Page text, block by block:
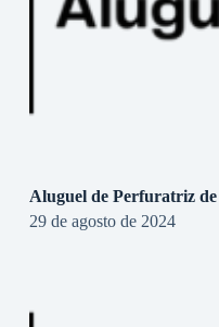
Aluguel de Perfuratriz
29 de agosto de 2024